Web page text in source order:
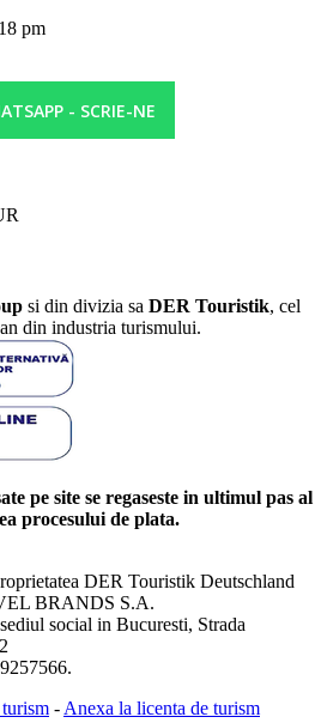
pm
- SCRIE-NE
si din divizia sa DER Touristik, cel
din industria turismului.
pe site se regaseste in ultimul pas al
procesului de plata.
DER Touristik Deutschland
BRANDS S.A.
social in Bucuresti, Strada
- Anexa la licenta de turism